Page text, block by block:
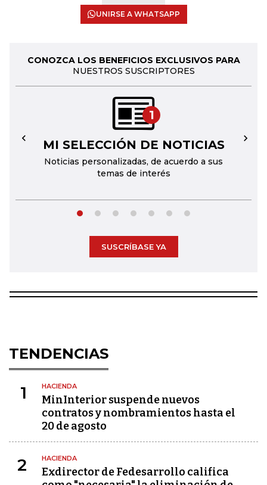
UNIRSE A WHATSAPP
CONOZCA LOS BENEFICIOS EXCLUSIVOS PARA
NUESTROS SUSCRIPTORES
1
MI SELECCIÓN DE NOTICIAS
Noticias personalizadas, de acuerdo a sus
temas de interés
← →
SUSCRÍBASE YA
TENDENCIAS
1 HACIENDA
MinInterior suspende nuevos
contratos y nombramientos hasta el
20 de agosto
2 HACIENDA
Exdirector de Fedesarrollo califica